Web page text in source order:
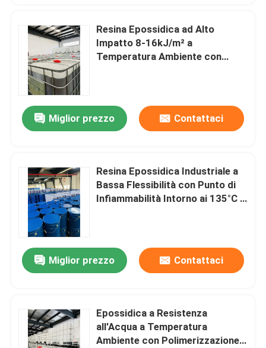
Resina epossidica a temperatura ambiente
Resina epossidica indurente
Polvere della silice
Pigmento epossidico in pasta
resina epossidica isolante elettrica
Materia prima del trasformatore
Resina Epossidica ad Alto
Impatto 8-16kJ/m² a
Temperatura Ambiente con
Miglior prezzo
Contattaci
Resina Epossidica Industriale a
Bassa Flessibilità con Punto di
Infiammabilità Intorno ai 135°C e
Miglior prezzo Contattaci
Epossidica a Resistenza
all'Acqua a Temperatura
Ambiente con Polimerizzazione